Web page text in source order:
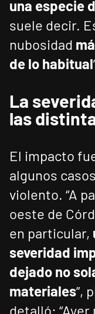
una especie
suele decir.
nubosidad
de lo habitual
La
las
El impacto
algunos
violento. “A
oeste de
en particular,
severidad
dejado no
materiales”,
detalló: